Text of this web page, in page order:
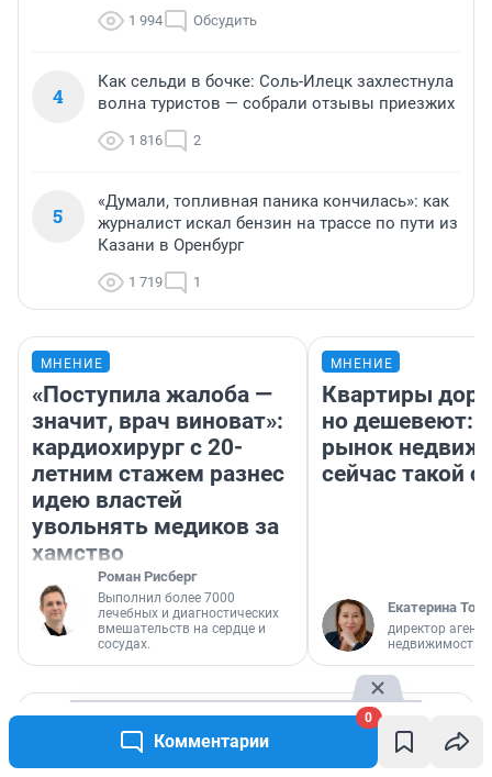
Комментарии
0
1 994 Обсудить
4
Как сельди в бочке: Соль-Илецк захлестнула
волна туристов — собрали отзывы приезжих
1 816 2
5
«Думали, топливная паника кончилась»: как
журналист искал бензин на трассе по пути из
Казани в Оренбург
1 719 1
МНЕНИЕ
«Поступила жалоба —
значит, врач виноват»:
кардиохирург с 20-
летним стажем разнес
идею властей
увольнять медиков за
хамство
Роман Рисберг
Выполнил более 7000
лечебных и диагностических
вмешательств на сердце и
сосудах.
МНЕНИЕ
Квартиры
но дешевеют:
рынок
сейчас такой
Екатерина
директор
недвижимости
РЕКОМЕНДУЕМ
«Кто-то считает меня сумасшедшей».